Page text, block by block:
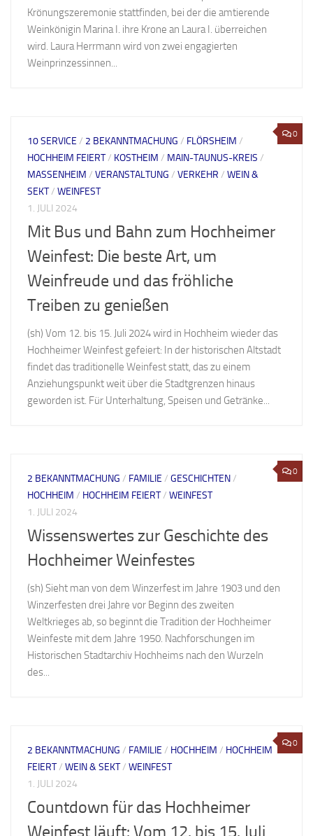
Krönungszeremonie stattfinden, bei der die amtierende
Weinkönigin Marina I. ihre Krone an Laura I. überreichen
wird. Laura Herrmann wird von zwei engagierten
Weinprinzessinnen...
0
10 SERVICE / 2 BEKANNTMACHUNG / FLÖRSHEIM /
HOCHHEIM FEIERT/ KOSTHEIM / MAIN-TAUNUS-KREIS /
MASSENHEIM / VERANSTALTUNG / VERKEHR / WEIN &
SEKT/ WEINFEST
1. JULI 2024
Mit Bus und Bahn zum Hochheimer
Weinfest: Die beste Art, um
Weinfreude und das fröhliche
Treiben zu genießen
(sh) Vom 12. bis 15. Juli 2024 wird in Hochheim wieder das
Hochheimer Weinfest gefeiert: In der historischen Altstadt
findet das traditionelle Weinfest statt, das zu einem
Anziehungspunkt weit über die Stadtgrenzen hinaus
geworden ist. Für Unterhaltung, Speisen und Getränke...
0
2 BEKANNTMACHUNG / FAMILIE / GESCHICHTEN/
HOCHHEIM / HOCHHEIM FEIERT/ WEINFEST
1. JULI 2024
Wissenswertes zur Geschichte des
Hochheimer Weinfestes
(sh) Sieht man von dem Winzerfest im Jahre 1903 und den
Winzerfesten drei Jahre vor Beginn des zweiten
Weltkrieges ab, so beginnt die Tradition der Hochheimer
Weinfeste mit dem Jahre 1950. Nachforschungen im
Historischen Stadtarchiv Hochheims nach den Wurzeln
des...
0
2 BEKANNTMACHUNG / FAMILIE / HOCHHEIM / HOCHHEIM
FEIERT/ WEIN & SEKT/ WEINFEST
1. JULI 2024
Countdown für das Hochheimer
Weinfest läuft: Vom 12. bis 15. Juli